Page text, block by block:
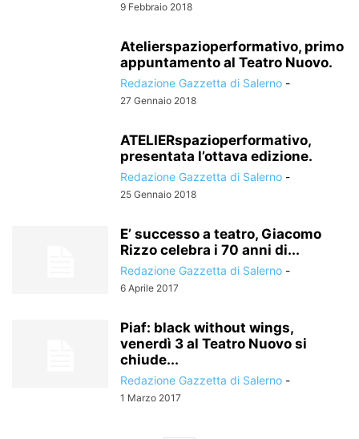
9 Febbraio 2018
Atelierspazioperformativo, primo
appuntamento al Teatro Nuovo.
Redazione Gazzetta di Salerno -
27 Gennaio 2018
ATELIERspazioperformativo,
presentata l’ottava edizione.
Redazione Gazzetta di Salerno -
25 Gennaio 2018
E’ successo a teatro, Giacomo
Rizzo celebra i 70 anni di...
Redazione Gazzetta di Salerno -
6 Aprile 2017
Piaf: black without wings,
venerdì 3 al Teatro Nuovo si
chiude...
Redazione Gazzetta di Salerno -
1 Marzo 2017